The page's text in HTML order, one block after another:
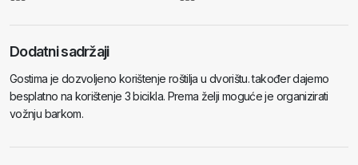
Dodatni sadržaji
Gostima je dozvoljeno korištenje roštilja u dvorištu. također dajemo
besplatno na korištenje 3 bicikla. Prema želji moguće je organizirati
vožnju barkom.